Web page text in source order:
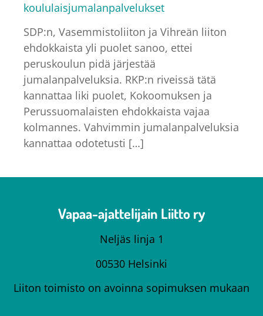
koululaisjumalanpalvelukset
SDP:n, Vasemmistoliiton ja Vihreän liiton
ehdokkaista yli puolet sanoo, ettei
peruskoulun pidä järjestää
jumalanpalveluksia. RKP:n riveissä tätä
kannattaa liki puolet, Kokoomuksen ja
Perussuomalaisten ehdokkaista vajaa
kolmannes. Vahvimmin jumalanpalveluksia
kannattaa odotetusti […]
Vapaa-ajattelijain Liitto ry
Neljäs linja 1
00530 Helsinki
Liiton toimisto on avoinna sopimuksen mukaan